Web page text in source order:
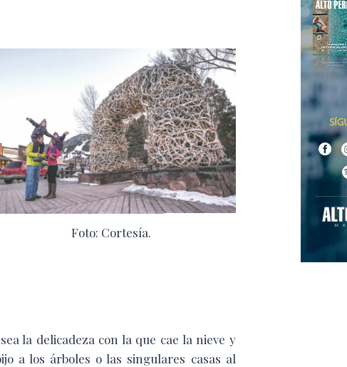
Foto: Cortesía.
la delicadeza con la que cae la nieve y
a los árboles o las singulares casas al